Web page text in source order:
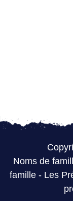
Noms de
famille- Les